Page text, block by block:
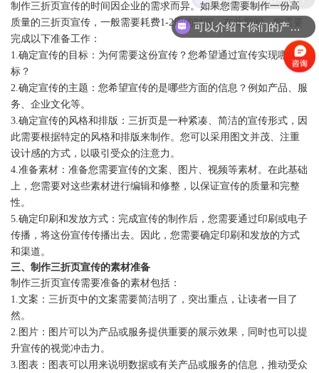
1 2
制作三折页宣传的时间因企业的需求而异。如果您需要制作一份高
质量的三折页宣传，一般需要耗费1-2周的时间。在此期间，您需要
完成以下准备工作：
1.确定宣传的目标：为何需要这份宣传？您希望通过宣传实现哪些目
标？
2.确定宣传的主题：您希望宣传的是哪些方面的信息？例如产品、服
务、企业文化等。
3.确定宣传的风格和排版：三折页是一种紧凑、简洁的宣传形式，因
此需要根据特定的风格和排版来制作。您可以采用图文并茂、注重
设计感的方式，以吸引受众的注意力。
4.准备素材：准备您需要宣传的文案、图片、视频等素材。在此基础
上，您需要对这些素材进行编辑和修整，以保证宣传的质量和完整
性。
5.确定印刷和发放方式：完成宣传的制作后，您需要通过印刷或电子
传播，将这份宣传传播出去。因此，您需要确定印刷和发放的方式
和渠道。
三、制作三折页宣传的素材准备
制作三折页宣传需要准备的素材包括：
1.文案：三折页中的文案需要简洁明了，突出重点，让读者一目了
然。
2.图片：图片可以为产品或服务提供重要的展示效果，同时也可以提
升宣传的视觉冲击力。
3.图表：图表可以用来说明数据或有关产品或服务的信息，推动受众
可以介绍下你们的产品么？